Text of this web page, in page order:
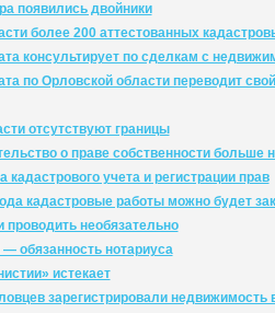
появились двойники
более 200 аттестованных
консультирует по сделкам с
по Орловской области переводит
отсутствуют границы
о праве собственности больше
кадастрового учета и регистрации прав
кадастровые работы можно будет
необязательно
обязанность нотариуса
истекает
зарегистрировали недвижимость